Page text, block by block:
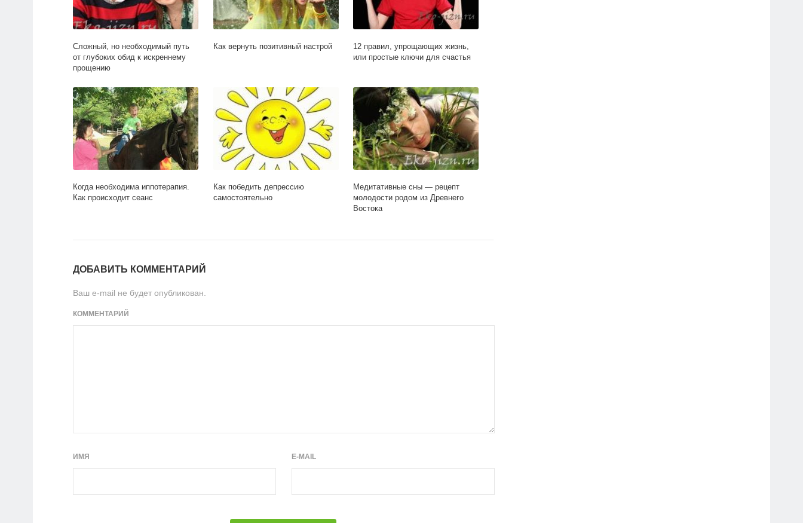
Сложный, но необходимый путь
от глубоких обид к искреннему
прощению
Как вернуть позитивный настрой
12 правил, упрощающих жизнь,
или простые ключи для счастья
Когда необходима иппотерапия.
Как происходит сеанс
Как победить депрессию
самостоятельно
Медитативные сны — рецепт
молодости родом из Древнего
Востока
ДОБАВИТЬ КОММЕНТАРИЙ
Ваш e-mail не будет опубликован.
КОММЕНТАРИЙ
ИМЯ E-MAIL